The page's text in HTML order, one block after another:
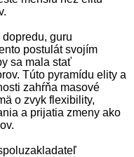
guru
postulát svojím
sa mala stať
Túto pyramídu elity a
zahŕňa masové
o zvyk flexibility,
a prijatia zmeny ako